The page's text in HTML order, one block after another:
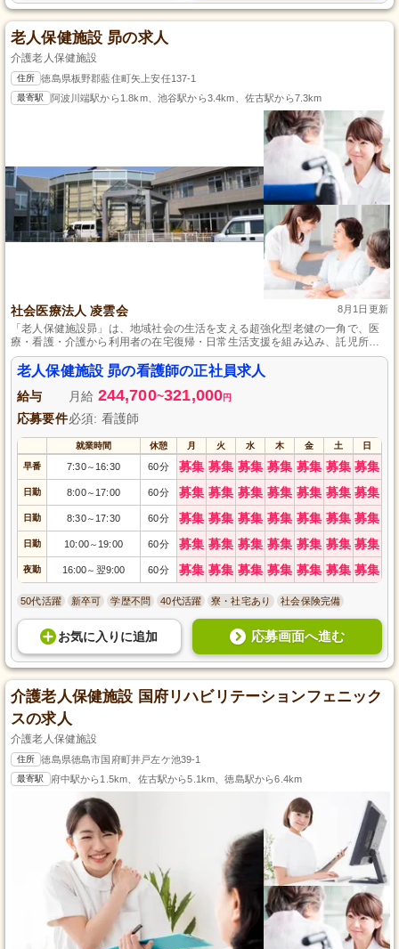
老人保健施設 昴の求人
介護老人保健施設
住所 徳島県板野郡藍住町矢上安任137-1
最寄駅 阿波川端駅から1.8km、池谷駅から3.4km、佐古駅から7.3km
社会医療法人 凌雲会 8月1日更新
「老人保健施設昴」は、地域社会の生活を支える超強化型老健の一角で、医
療・看護・介護から利用者の在宅復帰・日常生活支援を組み込み、託児所も
備えた働きやすい環境を提供しています。
老人保健施設 昴の看護師の正社員求人
給与 月給 244,700~321,000円
応募要件必須: 看護師
就業時間 休憩 月 火 水 木 金 土 日
早番 7:30～ 16:30 60分 募集 募集 募集 募集 募集 募集 募集
日勤 8:00～ 17:00 60分 募集 募集 募集 募集 募集 募集 募集
日勤 8:30～ 17:30 60分 募集 募集 募集 募集 募集 募集 募集
日勤 10:00～ 19:00 60分 募集 募集 募集 募集 募集 募集 募集
夜勤 16:00～ 翌9:00 60分 募集 募集 募集 募集 募集 募集 募集
50代活躍 新卒可 学歴不問 40代活躍 寮・社宅あり 社会保険完備
お気に入り に追加 応募画面へ進む
介護老人保健施設 国府リハビリテーションフェニック
スの求人
介護老人保健施設
住所 徳島県徳島市国府町井戸左ケ池39-1
最寄駅 府中駅から1.5km、佐古駅から5.1km、徳島駅から6.4km